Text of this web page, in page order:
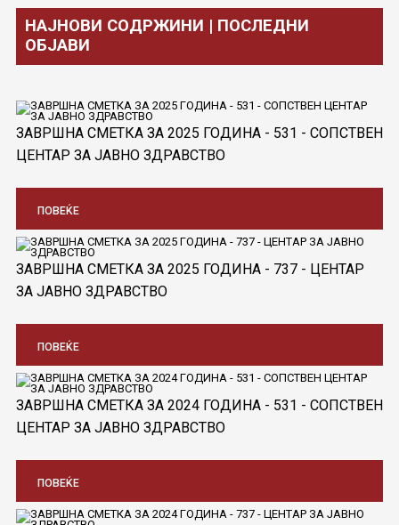
НАЈНОВИ СОДРЖИНИ | ПОСЛЕДНИ
ОБЈАВИ
ЗАВРШНА СМЕТКА ЗА 2025 ГОДИНА - 531 - СОПСТВЕН
ЦЕНТАР ЗА ЈАВНО ЗДРАВСТВО
ПОВЕЌЕ
ЗАВРШНА СМЕТКА ЗА 2025 ГОДИНА - 737 - ЦЕНТАР
ЗА ЈАВНО ЗДРАВСТВО
ПОВЕЌЕ
ЗАВРШНА СМЕТКА ЗА 2024 ГОДИНА - 531 - СОПСТВЕН
ЦЕНТАР ЗА ЈАВНО ЗДРАВСТВО
ПОВЕЌЕ